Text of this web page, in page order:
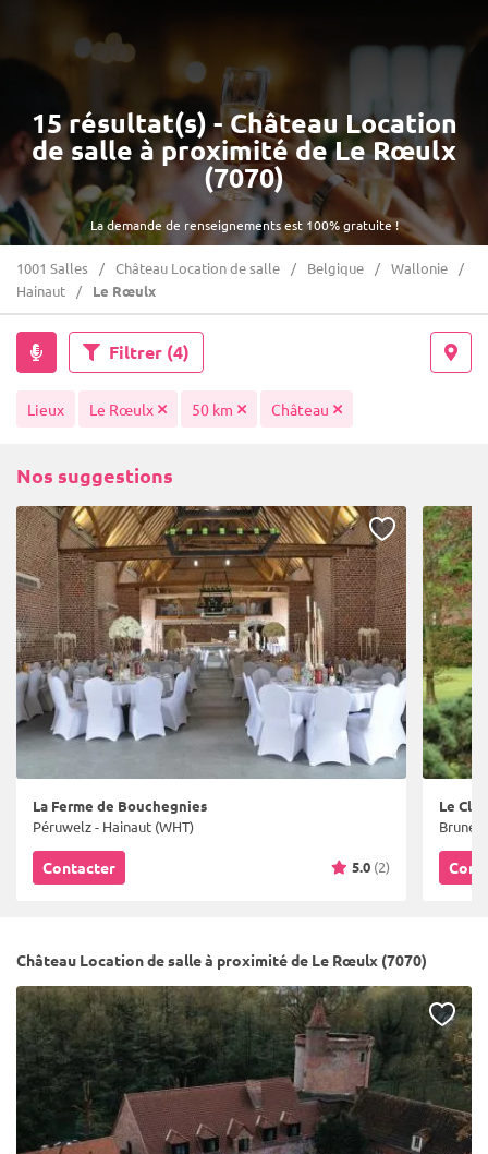
La demande de renseignements est 100% gratuite !
15 résultat(s) - Château Location
de salle à proximité de Le Rœulx
(7070)
1001 Salles Château Location de salle Belgique
Wallonie
Hainaut
Le Rœulx
Filtrer (4)
Lieux Le Rœulx 50 km Château
Nos suggestions
La Ferme de Bouchegnies
Péruwelz - Hainaut (WHT)
Contacter 5.0 (2)
Le
Château Location de salle à proximité de Le Rœulx (7070)